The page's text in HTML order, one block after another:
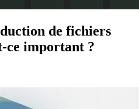
de fichiers
ce important ?